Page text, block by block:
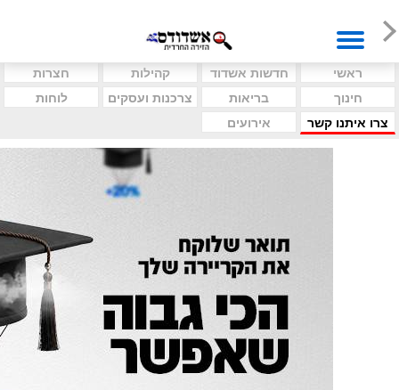
ראשי חדשות אשדוד קהילות
חצרות
חינוך
בריאות צרכנות ועסקים
לוחות
צרו איתנו קשר
אירועים